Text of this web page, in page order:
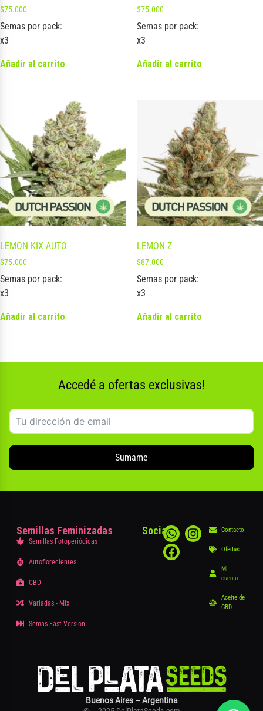
$75.000
Semas por pack:
x3
Añadir al carrito
$75.000
Semas por pack:
x3
Añadir al carrito
LEMON KIX AUTO
$75.000
Semas por pack:
x3
Añadir al carrito
LEMON Z
$87.000
Semas por pack:
x3
Añadir al carrito
Accedé a ofertas exclusivas!
Sumame
Semillas Feminizadas
Semillas Fotoperiódicas
Autoflorecientes
CBD
Variadas - Mix
Semas Fast Version
Social Contacto
Ofertas
Mi
cuenta
Aceite de
CBD
Buenos Aires – Argentina